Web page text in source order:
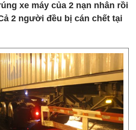
xe máy của 2 nạn nhân rồi
2 người đều bị cán chết tại